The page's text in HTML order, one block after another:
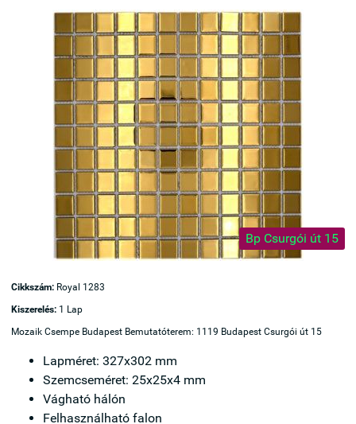
Bp Csurgói út 15
Cikkszám: Royal 1283
Kiszerelés: 1 Lap
Mozaik Csempe Budapest Bemutatóterem: 1119 Budapest Csurgói út 15
Lapméret: 327x302 mm
Szemcseméret: 25x25x4 mm
Vágható hálón
Felhasználható falon